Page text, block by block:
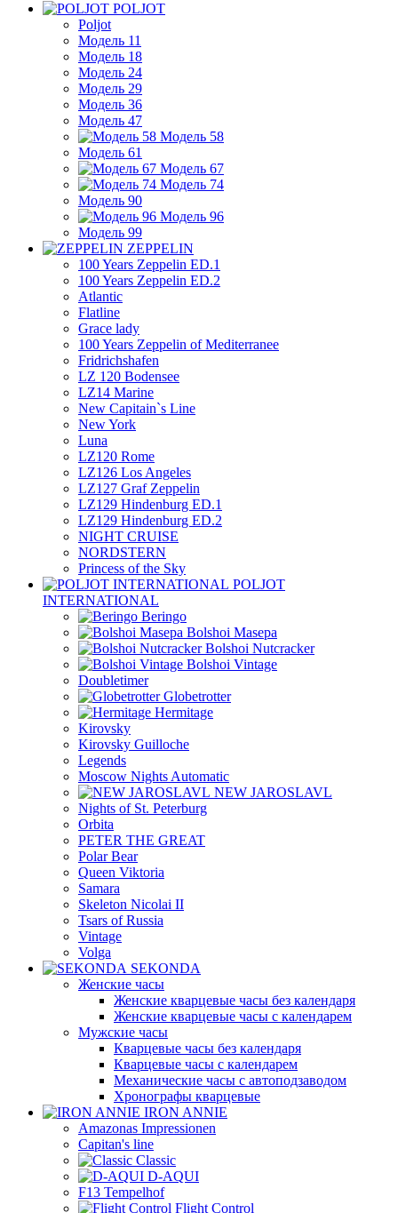
POLJOT
Poljot
Модель 11
Модель 18
Модель 24
Модель 29
Модель 36
Модель 47
Модель 58
Модель 61
Модель 67
Модель 74
Модель 90
Модель 96
Модель 99
ZEPPELIN
100 Years Zeppelin ED.1
100 Years Zeppelin ED.2
Atlantic
Flatline
Grace lady
100 Years Zeppelin of Mediterranee
Fridrichshafen
LZ 120 Bodensee
LZ14 Marine
New Capitain`s Line
New York
Luna
LZ120 Rome
LZ126 Los Angeles
LZ127 Graf Zeppelin
LZ129 Hindenburg ED.1
LZ129 Hindenburg ED.2
NIGHT CRUISE
NORDSTERN
Princess of the Sky
POLJOT
INTERNATIONAL
Beringo
Bolshoi Masepa
Bolshoi Nutcracker
Bolshoi Vintage
Doubletimer
Globetrotter
Hermitage
Kirovsky
Kirovsky Guilloche
Legends
Moscow Nights Automatic
NEW JAROSLAVL
Nights of St. Peterburg
Orbita
PETER THE GREAT
Polar Bear
Queen Viktoria
Samara
Skeleton Nicolai II
Tsars of Russia
Vintage
Volga
SEKONDA
Женские часы
Женские кварцевые часы без календаря
Женские кварцевые часы с календарем
Мужские часы
Кварцевые часы без календаря
Кварцевые часы с календарем
Механические часы с автоподзаводом
Хронографы кварцевые
IRON ANNIE
Amazonas Impressionen
Capitan's line
Classic
D-AQUI
F13 Tempelhof
Flight Control